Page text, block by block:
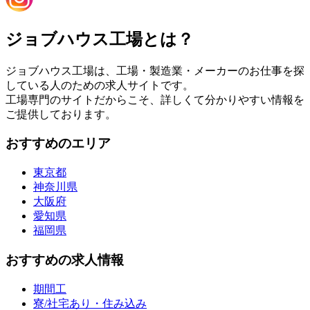
ジョブハウス工場とは？
ジョブハウス工場は、工場・製造業・メーカーのお仕事を探
している人のための求人サイトです。
工場専門のサイトだからこそ、詳しくて分かりやすい情報を
ご提供しております。
おすすめのエリア
東京都
神奈川県
大阪府
愛知県
福岡県
おすすめの求人情報
期間工
寮/社宅あり・住み込み